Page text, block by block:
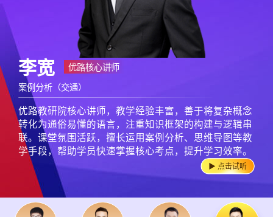
徐富强
口诀巧记王
合同管理
优路教研院核心讲师，授课条理清晰，贴合实际，重难
点突出，课堂幽默风趣，擅长总结各种口诀，巧记知识
点，将复杂考点简单化讲解，帮助学员理解记忆。
▶ 点击试听
李海旭
教研院核心讲师
目标控制（土建）
优路教研院核心讲师，一级建造师、监理工程师，有着
扎实的理论功底和丰富的工程管理实践经验。授课思路
清晰，条理性强，授课中理论与实践相结合，讲解透
彻，总结知识脉络，化繁为简。精准把握考试的重要考
点、命题思路，做到知己知彼。
▶ 点击试听
刘甫
多证实战派
案例分析（土建）
优路教研院核心讲师，理论功底深厚，工程实践经验丰
富，授课思路清晰，重难点突出，擅长总结学习和备考
方法，知识点把控准确，实用性强。
▶ 点击试听
李宽
优路核心讲师
案例分析（交通）
优路教研院核心讲师，教学经验丰富，善于将复杂概念
转化为通俗易懂的语言，注重知识框架的构建与逻辑串
联。课堂氛围活跃，擅长运用案例分析、思维导图等教
学手段，帮助学员快速掌握核心考点，提升学习效率。
▶ 点击试听
侯林轲
水利实战派
目标控制（水利）
优路教研院核心讲师，一级、二级建造师，优路教研院
核心讲师，毕业于华北水利水电大学，现场施工教学经
验丰富，授课生动形象，幽默风趣，善于结合生活实
例，用思维导图梳理结构，总结各种口诀帮助学员记
忆，掌握答题技巧。
▶ 点击试听
王敏
优路教研院领头讲师
案例分析（水利）
优路教研院领头讲师，多年施工项目经验，预算、质
检、变更索赔等相关工作经验丰富。对于考试已有十多
年教学研究经验。多次参编优路内部教辅图书，对考试
要点把握准确，授课通俗易懂，幽默风趣，擅于将实际
工程结合考试特点形象化，便于学员理解，巧妙掌握应
用！
孙旭辉
优路核心讲师
概论（法规）
精于研究历年考试命题规律，把握命题方向，教学风格
亲切自然，娓娓而谈，细细道来。教学结构过渡自然，
搭配合理，有条不紊，思路清晰。教学方法运用合理，
对知识重点、难点把握准确。
▶ 点击试听
王磊
优路核心讲师
概论（法规）
拥有国家注册监理工程师等执业资格，长期任职于大型
央企，具备丰富的公路、市政、房建等项目现场管理经
验，尤其精通商务与招标环节。所参建项目荣获北京市
长城杯、境外鲁班奖等行业高等级奖项。
▶ 点击试听
苏迪
优路核心讲师
合同管理
优路教研院实力讲师，具备国企施工单位预算及招投标
实战经验，多次受邀中建各局团体培训，具有丰富的授
课经验，帮助学员突破学习中的重难问题，擅长将复杂
的题简单化，便于学员理解掌握，教学中善用认知规律
辅助记忆。
▶ 点击试听
陈永会
优路核心讲师
合同管理
优路教研院核心讲师，施工现场管理及教学研究工作经
验丰富，授课思路清晰，重难点突出，课堂氛围幽默生
动，知识点讲解通俗易懂。
▶ 点击试听
唐涛
优路核心讲师
目标控制（土建）
优路教研院核心讲师，一级、二级建造师，道路与桥梁
工程师。曾任职于中国交建集团，参与了多个大型高速
公路项目建设。深度参与多款核心教辅研发与高端班型
授课。教学风格深入浅出，诙谐幽默，擅以生动案例解
析复杂理论，激发学生的学习兴趣。
▶ 点击试听
杨名
优路核心讲师
目标控制（土建）
西华大学国际工程管理专业，十二年工程领域实战积
淀。历任设计与总包单位项目负责人，并担任十余个项
目总监，亲赴现场超五千日，积累了深厚的现场管理与
目标控制经验。授课风趣幽默，善将亲身经历融入理论
讲解，课堂互动活跃，使学员在轻松氛围中学以致用。
▶ 点击试听
马腾飞
优路核心讲师
案例分析（土建）
优路教研院核心讲师，持有一级建造师、注册安全工程
师等资质。具备十年以上现场实践经验，善用三维模型
与知识图谱拆解复杂工程场景。在授课过程中独创“问
题导向五步教学法”“三遍答疑法”。课堂风格兼具逻辑缜
密与生动风趣，确保每位学员融会贯通。‌
▶ 点击试听
翟浩
案例分析（土建）
合同管理
优路教研院核心讲师，深谙监理规范与实操。尤擅将枯
燥条文转化为鲜活现场案例，直击考点本质。讲解深入
浅出，课堂张弛有度，能精准精准把脉学员痛点，系统
构建知识框架，筑牢理论基础，大幅提升备考效率。
▶ 点击试听
周文博
优路核心讲师
目标控制（交通）
优路教研院实力讲师，理论扎实，授课富有感染力。他
独创“公路记忆密码本”，如“边坡防护十二生肖图”、“路
基压实三步曲”等，将繁杂规程化为直观图形与口诀，
被誉为“考点GPS”。善用可视化教学，引导学员精准锁
定核心。
▶ 点击试听